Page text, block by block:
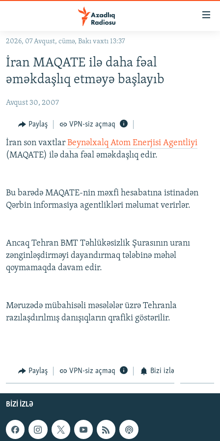
Əsas
qayıt
Əsas
qayıt
KORRUPSIOMETR
#ƏSLINDƏ
FƏRQƏ BAX
QANUNI DOĞRU
ARAŞDIRMA
VIDEO
KARIKATURA
RADIO ARXIV
İSLAM VƏ DEMOKRATIYA
İZ - MƏDƏNIYYƏT PROQRAMI
HAQQIMIZDA
PEŞƏ ETIKASI VƏ JURNALISTIKA STANDARTLARIMIZ
MATERIALLARIMIZDAN ISTIFADƏ
BIZIMLƏ ƏLAQƏ
XƏBƏR BÜLLETENLƏRIMIZ
BIZI IZLƏ
2026, 07 Avqust, cümə, Bakı vaxtı 13:37
İran MAQATE ilə daha fəal
əməkdaşlıq etməyə başlayıb
Avqust 30, 2007
Paylaş VPN-siz açmaq
İran son vaxtlar Beynəlxalq Atom Enerjisi Agentliyi
(MAQATE) ilə daha fəal əməkdaşlıq edir.
Bu barədə MAQATE-nin məxfi hesabatına istinadən
Qərbin informasiya agentlikləri məlumat verirlər.
Ancaq Tehran BMT Təhlükəsizlik Şurasının uranı
zənginləşdirməyi dayandırmaq tələbinə məhəl
qoymamaqda davam edir.
Məruzədə mübahisəli məsələlər üzrə Tehranla
razılaşdırılmış danışıqların qrafiki göstərilir.
Paylaş VPN-siz açmaq Bizi izlə
BIZI IZLƏ